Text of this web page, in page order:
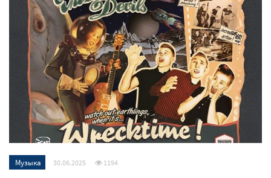
Музыка 30.06.2025 1194